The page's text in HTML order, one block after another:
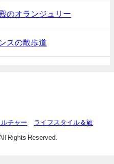
のオランジュリー
スの散歩道
チャー ライフスタイル＆旅
Rights Reserved.